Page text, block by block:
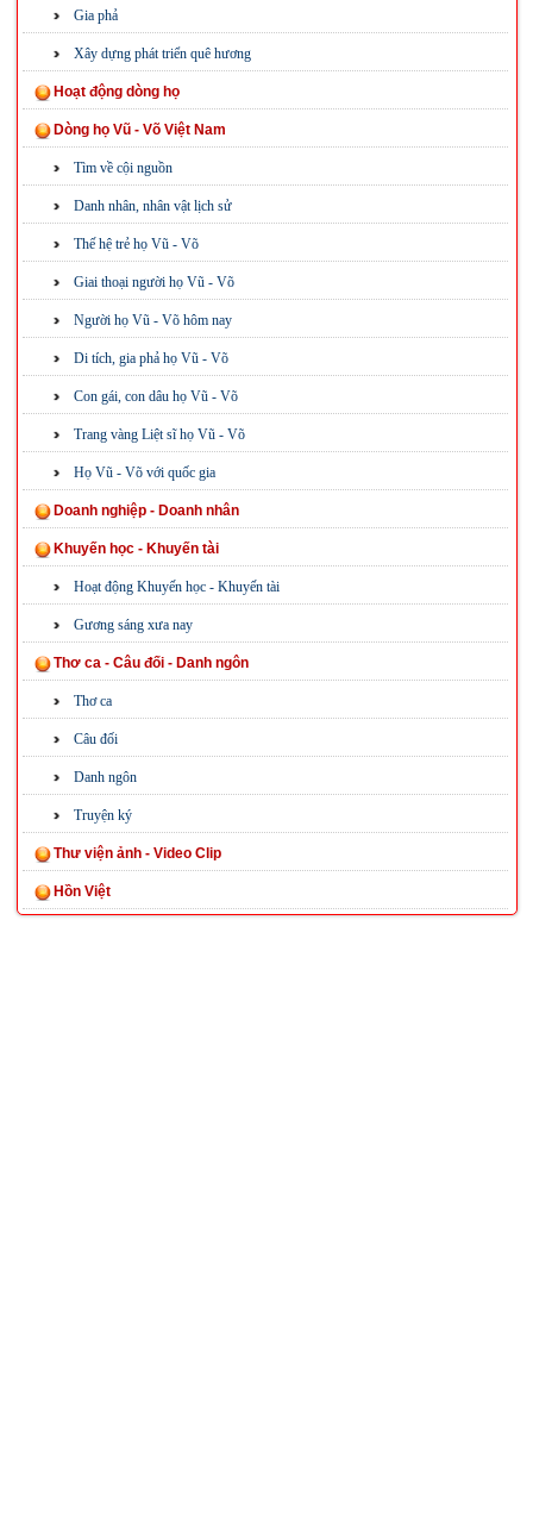
Gia phả
Xây dựng phát triển quê hương
Hoạt động dòng họ
Dòng họ Vũ - Võ Việt Nam
Tìm về cội nguồn
Danh nhân, nhân vật lịch sử
Thế hệ trẻ họ Vũ - Võ
Giai thoại người họ Vũ - Võ
Người họ Vũ - Võ hôm nay
Di tích, gia phả họ Vũ - Võ
Con gái, con dâu họ Vũ - Võ
Trang vàng Liệt sĩ họ Vũ - Võ
Họ Vũ - Võ với quốc gia
Doanh nghiệp - Doanh nhân
Khuyến học - Khuyến tài
Hoạt động Khuyến học - Khuyến tài
Gương sáng xưa nay
Thơ ca - Câu đối - Danh ngôn
Thơ ca
Câu đối
Danh ngôn
Truyện ký
Thư viện ảnh - Video Clip
Hồn Việt